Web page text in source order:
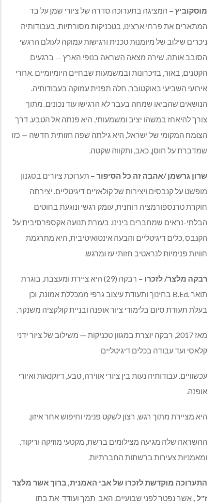
מוסקוביץ – המציגה בתערוכה סדרה של ציורי שמן על בד
המתארים את פרחי ארצינו, בטכניקות מסורתיות. בעבודותיה
ניכרים שילוב של מיומנות טכנית ורגישות עמוקה לעולם הרגשי
הסובב אותה. שירה מצאה השראה בנופי הארץ — ברגעים
הקטנים, באור, בזיכרונות ובמשמעות שבחיים היומיומיים .אחרי
אירועי השביעי באוקטובר, חלה תפנית עמוקה בעבודותיה.
הנושאים שהביאו שמחה בעבר לא הרגישו עוד נכונים. מתוך
צורך להיאחז במשהו יציב ומשמעותי, היא פנתה אל הטבע. דרך
הצומח המקומי של ישראל, היא גילתה שפה חזותית חדשה — כזו
שמדברת על חוסן, כאב, ותקווה שקטה.
שרון גרשמן /אהבה זה כל הסיפור – תערוכת ציורים בסגנון
מופשט על קנבסים ויצירות של קולאז'ים דיגיטליים. יצירתה
חוקרת טרנספורמציה רוחנית, עומק רגשי ונוגעת בחוטים
הבלתי-נראים שמחברים בינינו. בעזרת תנועה אקספרסיבית על
הקנבס ,כלים דיגיטליים והבעה אינטואיטיבית, היא מתרגמת
חוויות פנימיות לנראטיב חזותי עז ומרגש.
רבקה מלצר/ לזכרו –
רבקה (29) היא ציירת ומעצבת, בוגרת
תואר .B.Ed בחינוך ותעודת עיצוב גרפי ממכללת אמונה, וכן
בעלת תעודת סיום בלימודי ציור אופנה ובניית קולקציה משנקר.
מאז 2017, רבקה יוצרת במגוון טכניקות — משילוב של ציור ידני
קלאסי ועד עבודה בכלים דיגיטליים
עכשוויים. עבודותיה נעות בין ציורי אווירה, טבע, דיוקנאות ואיורי
אופנה.
היא מציירת מתוך רגש, רצון לשקט פנימי וחיפוש אחר איזון.
ההשראה שלה מגיעה מצילומים ברשת, מקטעי מוזיקה וריקוד,
ומאמניות צעירות ברשתות החברתיות.
התערוכה מוקדשת לזכרו של אבי האמנית, ברוך אשר מלצר
ז"ל ,אשר נפטר לפני שבועיים. האב תמך ועודד את בתו